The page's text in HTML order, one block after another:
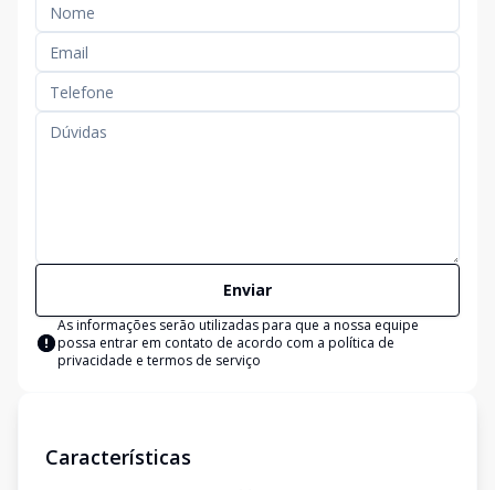
Enviar
As informações serão utilizadas para que a nossa equipe
possa entrar em contato de acordo com a política de
privacidade e termos de serviço
Características